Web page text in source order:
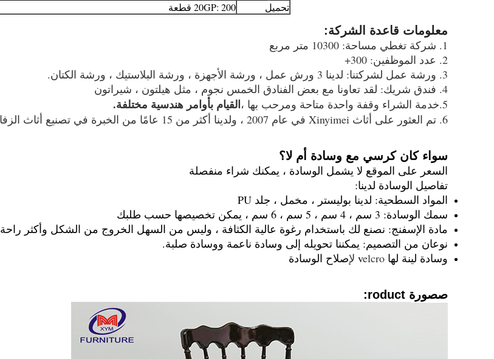
تحميل
20GP: 200 قطعة
معلومات قاعدة الشركة:
1. شركة تغطي مساحة: 10300 متر مربع
2. عدد الموظفين: 300+
3. ورشة عمل لشركتنا: لدينا 3 ورش عمل ، ورشة الأجهزة ، ورشة البلاستيك ، ورشة الكتان.
4. فندق شريك: لقد تعاونا مع بعض الفنادق الخمس نجوم ، مثل هيلتون ، شيراتون
5.خدمة الشراء وقفة واحدة متاحة ومرحب بها ،
القيام بأوامر هندسية مختلفة.
6. تم العثور على أثاث Xinyimei في عام 2007 ، ولدينا أكثر من 15 عامًا من الخبرة في تصنيع أثاث الزفاف والفنادق
سواء كان كرسي مع وسادة أم لا؟
السعر على الموقع لا يشمل الوسادة ، يمكنك شراء منفصلة
تفاصيل الوسادة لدينا:
المواد السطحية: لدينا بوليستر ، مخمل ، جلد PU
سمك الوسادة: 3 سم ، 4 سم ، 5 سم ، 6 سم ، يمكن تخصيصها حسب طلبك
مادة الإسفنج: نصنع لك باستخدام رغوة عالية الكثافة ، وليس من السهل الخروج من الشكل وأكثر راحة
نوعان من التصميم: يمكننا تحويله إلى وسادة ناعمة ووسادة صلبة.
وسادة لينة لها v elcro ل إصلاح الوسادة
صصورة roduct: